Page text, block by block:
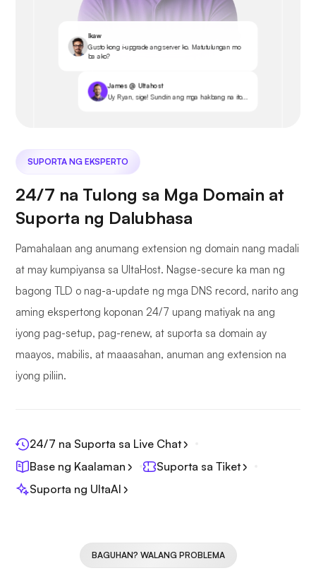
Ikaw
Gusto kong i-upgrade ang server ko. Matutulungan mo
ba ako?
James @ Ultahost
Uy Ryan, sige! Sundin ang mga hakbang na ito...
SUPORTA NG EKSPERTO
24/7 na Tulong sa Mga Domain at
Suporta ng Dalubhasa
Pamahalaan ang anumang extension ng domain nang madali
at may kumpiyansa sa UltaHost. Nagse-secure ka man ng
bagong TLD o nag-a-update ng mga DNS record, narito ang
aming ekspertong koponan 24/7 upang matiyak na ang
iyong pag-setup, pag-renew, at suporta sa domain ay
maayos, mabilis, at maaasahan, anuman ang extension na
iyong piliin.
24/7 na Suporta sa Live Chat
Base ng Kaalaman
Suporta sa Tiket
Suporta ng UltaAI
BAGUHAN? WALANG PROBLEMA